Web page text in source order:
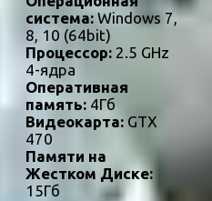
система:Windows 7,
8, 10 (64bit)
Процессор:2.5 GHz
4-ядра
Оперативная
память:4Гб
Видеокарта:GTX
470
Памяти на
Жестком Диске:
15Гб